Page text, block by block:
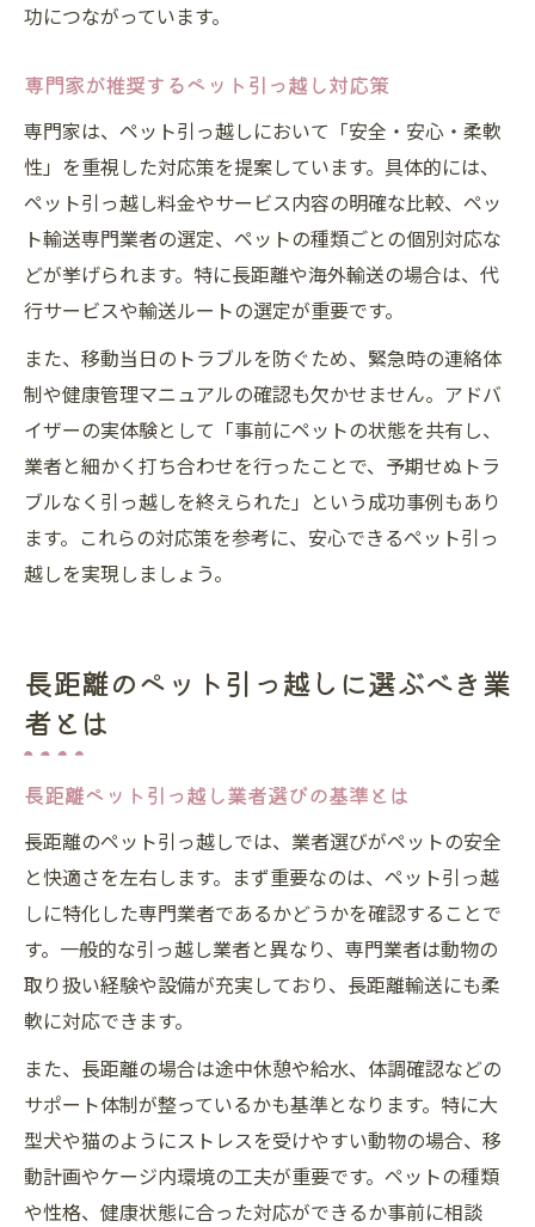
功につながっています。
専門家が推奨するペット引っ越し対応策
専門家は、ペット引っ越しにおいて「安全・安心・柔軟
性」を重視した対応策を提案しています。具体的には、
ペット引っ越し料金やサービス内容の明確な比較、ペッ
ト輸送専門業者の選定、ペットの種類ごとの個別対応な
どが挙げられます。特に長距離や海外輸送の場合は、代
行サービスや輸送ルートの選定が重要です。
また、移動当日のトラブルを防ぐため、緊急時の連絡体
制や健康管理マニュアルの確認も欠かせません。アドバ
イザーの実体験として「事前にペットの状態を共有し、
業者と細かく打ち合わせを行ったことで、予期せぬトラ
ブルなく引っ越しを終えられた」という成功事例もあり
ます。これらの対応策を参考に、安心できるペット引っ
越しを実現しましょう。
長距離のペット引っ越しに選ぶべき業
者とは
長距離ペット引っ越し業者選びの基準とは
長距離のペット引っ越しでは、業者選びがペットの安全
と快適さを左右します。まず重要なのは、ペット引っ越
しに特化した専門業者であるかどうかを確認することで
す。一般的な引っ越し業者と異なり、専門業者は動物の
取り扱い経験や設備が充実しており、長距離輸送にも柔
軟に対応できます。
また、長距離の場合は途中休憩や給水、体調確認などの
サポート体制が整っているかも基準となります。特に大
型犬や猫のようにストレスを受けやすい動物の場合、移
動計画やケージ内環境の工夫が重要です。ペットの種類
や性格、健康状態に合った対応ができるか事前に相談